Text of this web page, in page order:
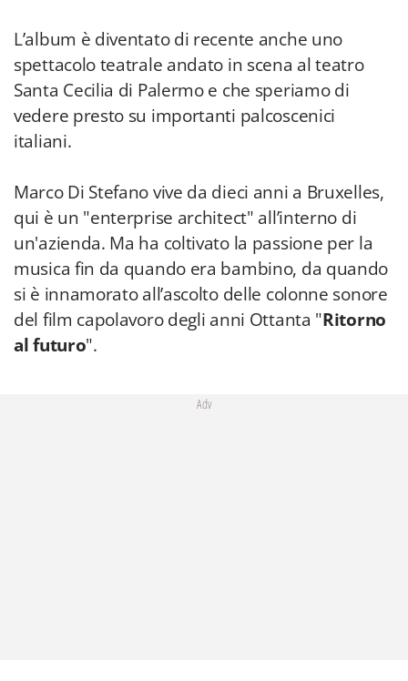
L’album è diventato di recente anche uno
spettacolo teatrale andato in scena al teatro
Santa Cecilia di Palermo e che speriamo di
vedere presto su importanti palcoscenici
italiani.
Marco Di Stefano vive da dieci anni a Bruxelles,
qui è un "enterprise architect" all’interno di
un'azienda. Ma ha coltivato la passione per la
musica fin da quando era bambino, da quando
si è innamorato all’ascolto delle colonne sonore
del film capolavoro degli anni Ottanta "Ritorno
al futuro".
Adv